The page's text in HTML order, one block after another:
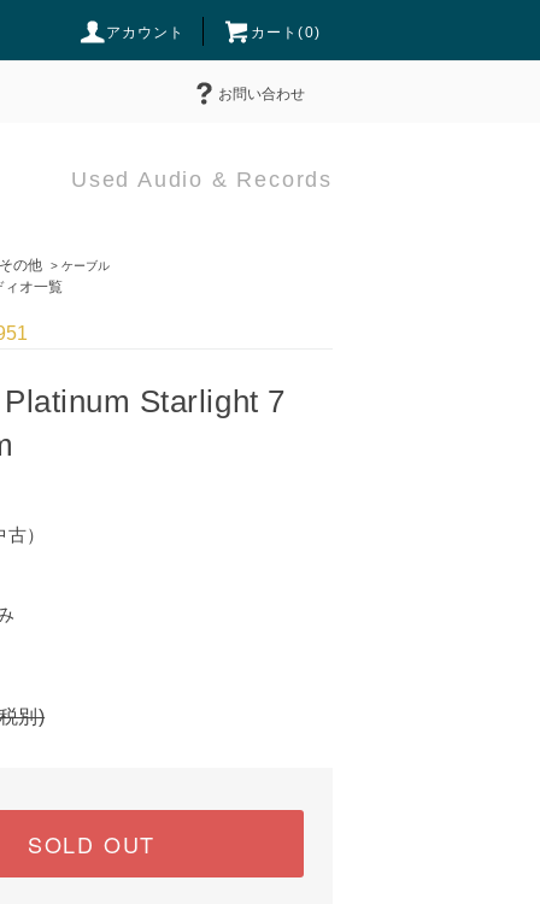
アカウント カート(0)
お問い合わせ
Used Audio & Records
の他 > ケーブル
オ一覧
Starlight 7
）
別)
SOLD OUT